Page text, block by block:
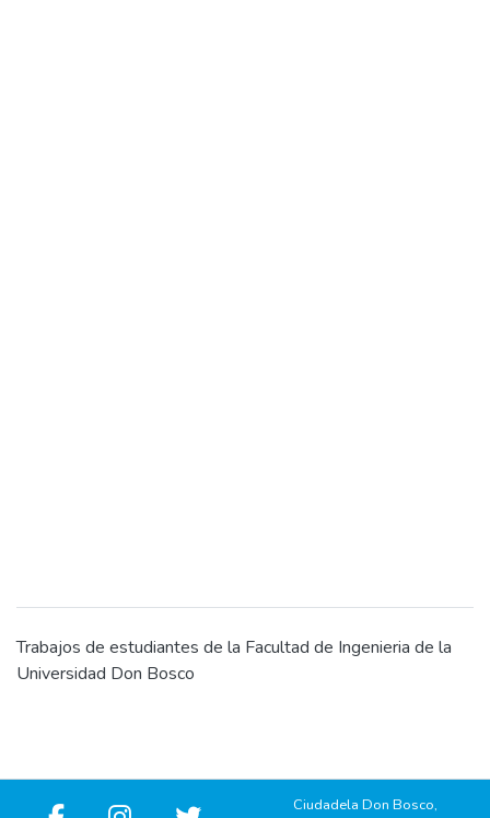
Trabajos de estudiantes de la Facultad de Ingenieria de la
Universidad Don Bosco
Ciudadela Don Bosco,